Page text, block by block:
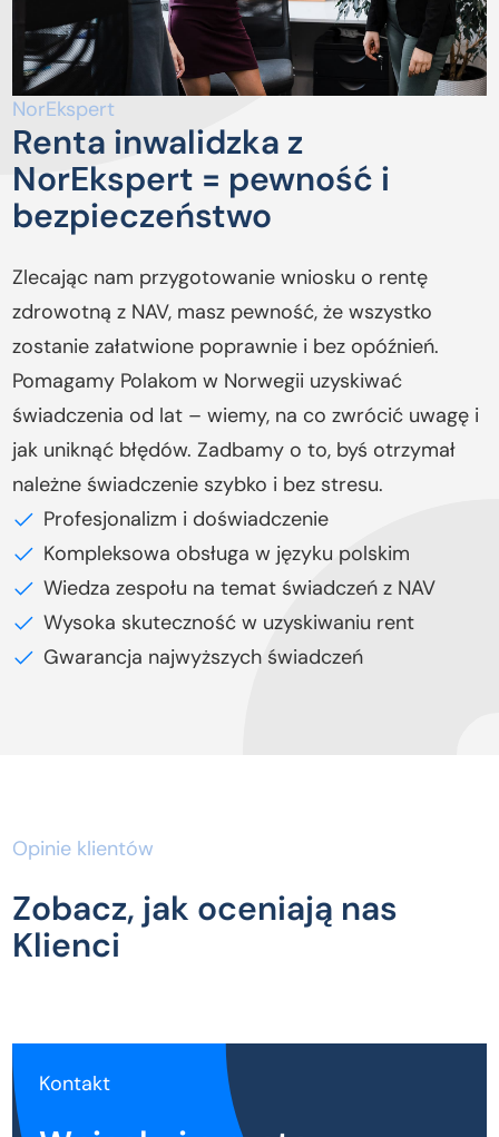
NorEkspert
Renta inwalidzka z
NorEkspert = pewność i
bezpieczeństwo
Zlecając nam przygotowanie wniosku o rentę
zdrowotną z NAV, masz pewność, że wszystko
zostanie załatwione poprawnie i bez opóźnień.
Pomagamy Polakom w Norwegii uzyskiwać
świadczenia od lat – wiemy, na co zwrócić uwagę i
jak uniknąć błędów. Zadbamy o to, byś otrzymał
należne świadczenie szybko i bez stresu.
Profesjonalizm i doświadczenie
Kompleksowa obsługa w języku polskim
Wiedza zespołu na temat świadczeń z NAV
Wysoka skuteczność w uzyskiwaniu rent
Gwarancja najwyższych świadczeń
Opinie klientów
Zobacz, jak oceniają nas
Klienci
Kontakt